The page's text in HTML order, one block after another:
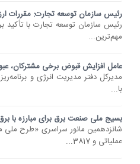
رئیس سازمان توسعه تجارت: مقررات
رئیس سازمان توسعه تجارت با تأکید
مهم‌ترین...
عامل افزایش قبوض برخی مشترکان،
مدیرکل دفتر مدیریت انرژی و
با...
بسیج ملی صنعت برق برای مبارزه با
عملیاتی و 3817...